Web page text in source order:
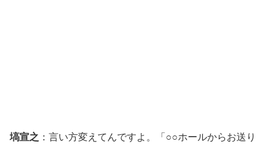
塙宣之 ：言い方変えてんですよ。「○○ホールからお送り